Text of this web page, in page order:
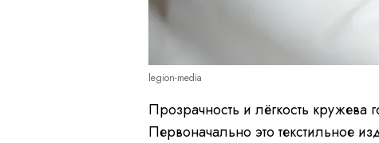
legion-media
Прозрачность и лёгкость кружева
Первоначально это текстильное